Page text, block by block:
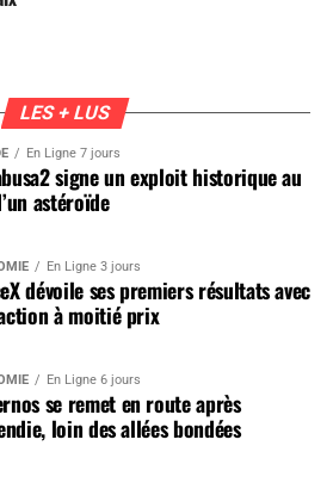
LES + LUS
En Ligne 7 jours
signe un exploit historique au
astéroïde
En Ligne 3 jours
dévoile ses premiers résultats avec
à moitié prix
En Ligne 6 jours
se remet en route après
loin des allées bondées